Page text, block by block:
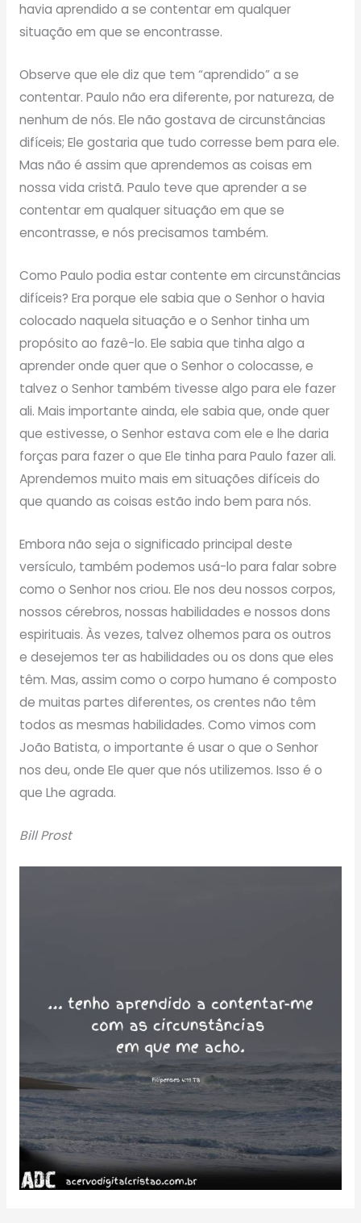
havia aprendido a se contentar em qualquer
situação em que se encontrasse.
Observe que ele diz que tem “aprendido” a se
contentar. Paulo não era diferente, por natureza, de
nenhum de nós. Ele não gostava de circunstâncias
difíceis; Ele gostaria que tudo corresse bem para ele.
Mas não é assim que aprendemos as coisas em
nossa vida cristã. Paulo teve que aprender a se
contentar em qualquer situação em que se
encontrasse, e nós precisamos também.
Como Paulo podia estar contente em circunstâncias
difíceis? Era porque ele sabia que o Senhor o havia
colocado naquela situação e o Senhor tinha um
propósito ao fazê-lo. Ele sabia que tinha algo a
aprender onde quer que o Senhor o colocasse, e
talvez o Senhor também tivesse algo para ele fazer
ali. Mais importante ainda, ele sabia que, onde quer
que estivesse, o Senhor estava com ele e lhe daria
forças para fazer o que Ele tinha para Paulo fazer ali.
Aprendemos muito mais em situações difíceis do
que quando as coisas estão indo bem para nós.
Embora não seja o significado principal deste
versículo, também podemos usá-lo para falar sobre
como o Senhor nos criou. Ele nos deu nossos corpos,
nossos cérebros, nossas habilidades e nossos dons
espirituais. Às vezes, talvez olhemos para os outros
e desejemos ter as habilidades ou os dons que eles
têm. Mas, assim como o corpo humano é composto
de muitas partes diferentes, os crentes não têm
todos as mesmas habilidades. Como vimos com
João Batista, o importante é usar o que o Senhor
nos deu, onde Ele quer que nós utilizemos. Isso é o
que Lhe agrada.
Bill Prost